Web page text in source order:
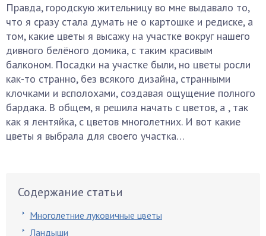
Правда, городскую жительницу во мне выдавало то,
что я сразу стала думать не о картошке и редиске, а
том, какие цветы я высажу на участке вокруг нашего
дивного белёного домика, с таким красивым
балконом. Посадки на участке были, но цветы росли
как-то странно, без всякого дизайна, странными
клочками и всполохами, создавая ощущение полного
бардака. В общем, я решила начать с цветов, а , так
как я лентяйка, с цветов многолетних. И вот какие
цветы я выбрала для своего участка…
Содержание статьи
Многолетние луковичные цветы
Ландыши